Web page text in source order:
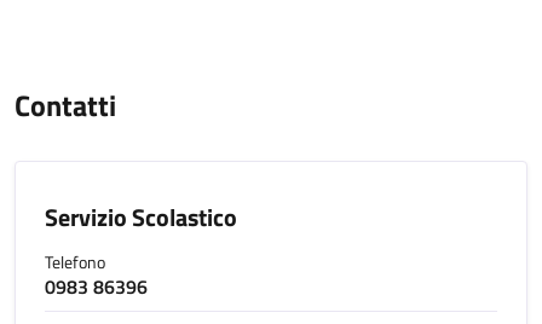
Contatti
Servizio Scolastico
Telefono
0983 86396